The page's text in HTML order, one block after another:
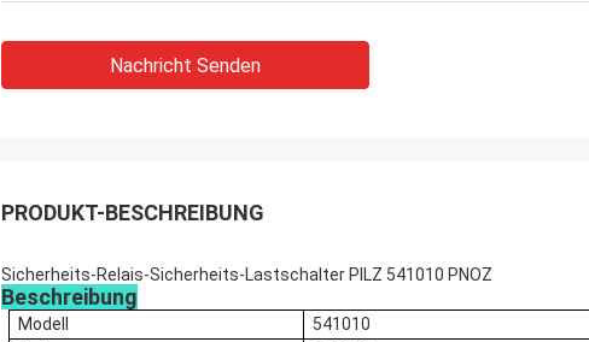
Nachricht Senden
PRODUKT-BESCHREIBUNG
Sicherheits-Relais-Sicherheits-Lastschalter PILZ 541010 PNOZ
Beschreibung
Modell
541010